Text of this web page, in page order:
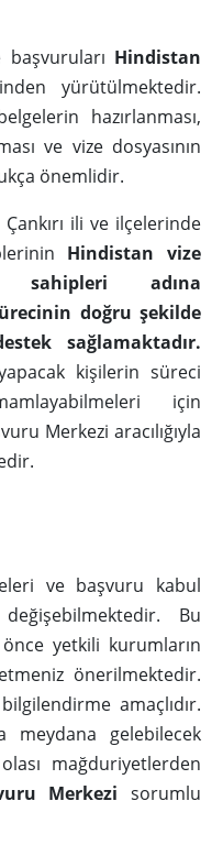
Hindistan
yürütülmektedir.
hazırlanması,
ve vize dosyasının
önemlidir.
ili ve ilçelerinde
Hindistan vize
sahipleri adına
doğru şekilde
sağlamaktadır.
kişilerin süreci
için
Merkezi aracılığıyla
ve başvuru kabul
Bu
yetkili kurumların
önerilmektedir.
amaçlıdır.
meydana gelebilecek
mağduriyetlerden
Merkezi sorumlu